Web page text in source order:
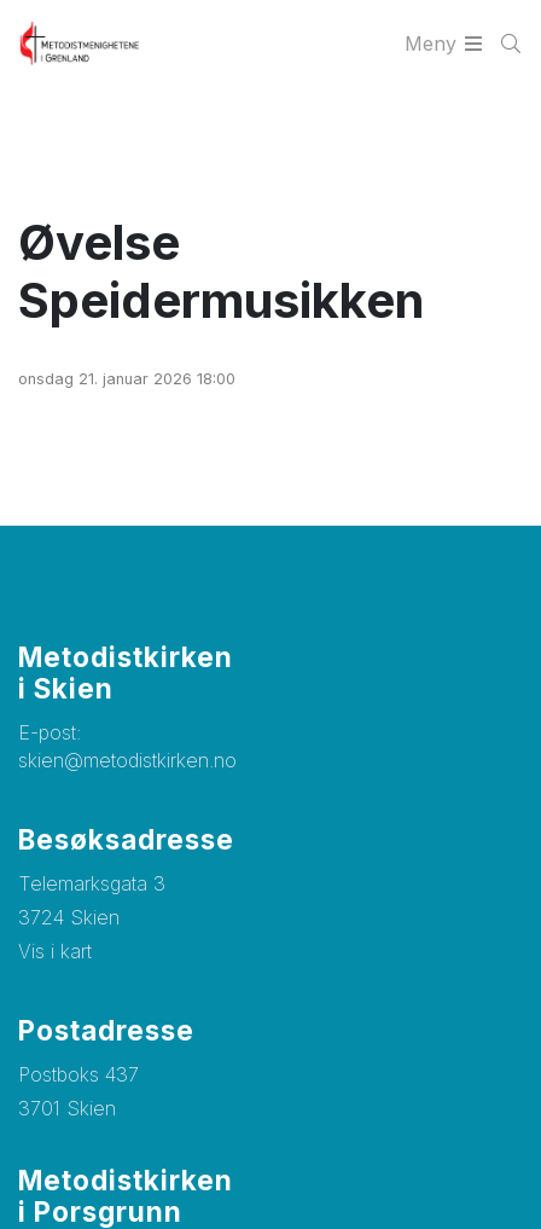
Meny
Øvelse
Speidermusikken
onsdag 21. januar 2026 18:00
Metodistkirken
i Skien
E-post:
skien@metodistkirken.no
Besøksadresse
Telemarksgata 3
3724 Skien
Vis i kart
Postadresse
Postboks 437
3701 Skien
Metodistkirke​​​​​​​n
i Porsgrunn